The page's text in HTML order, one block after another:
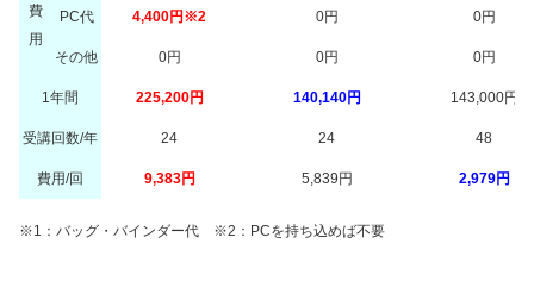
費
用
PC代 4,400円※2 0円 0円
その他 0円 0円 0円
1年間 225,200円 140,140円 143,000円
受講回数/年 24 24 48
費用/回 9,383円 5,839円 2,979円
※1：バッグ・バインダー代 ※2：PCを持ち込めば不要